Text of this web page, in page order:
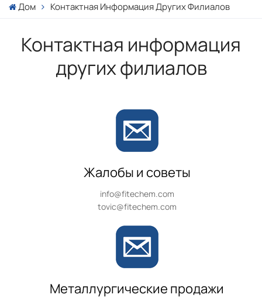
Дом Контактная Информация Других Филиалов
Контактная информация
других филиалов
Жалобы и советы
info@fitechem.com
tovic@fitechem.com
Металлургические продажи